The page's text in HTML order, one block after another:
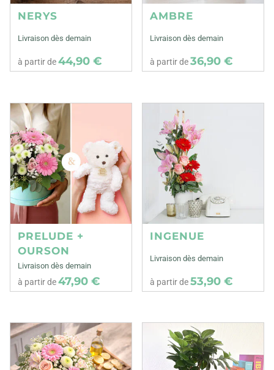
NERYS
Livraison dès demain
à partir de44,90 €
AMBRE
Livraison dès demain
à partir de36,90 €
PRELUDE +
OURSON
Livraison dès demain
à partir de47,90 €
INGENUE
Livraison dès demain
à partir de53,90 €